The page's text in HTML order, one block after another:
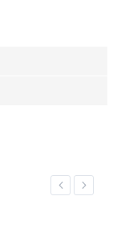
Previous
Next